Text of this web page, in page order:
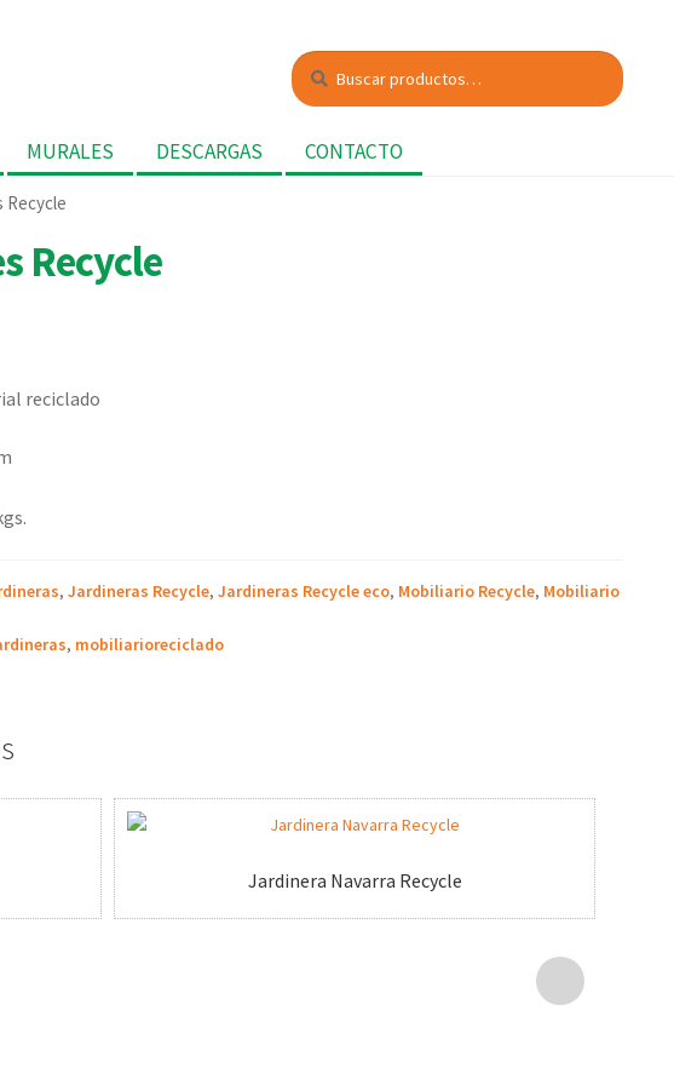
Buscar
por:
Buscar
MURALES DESCARGAS CONTACTO
Recycle
Recycle
reciclado
, Jardineras Recycle, Jardineras Recycle eco, Mobiliario Recycle, Mobiliario
, mobiliarioreciclado
Jardinera Navarra Recycle